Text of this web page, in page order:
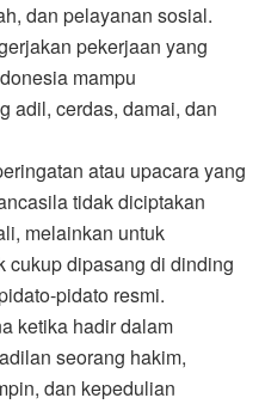
dan pelayanan sosial.
pekerjaan yang
mampu
adil, cerdas, damai, dan
atau upacara yang
tidak diciptakan
melainkan untuk
cukup dipasang di dinding
pidato resmi.
ketika hadir dalam
seorang hakim,
dan kepedulian